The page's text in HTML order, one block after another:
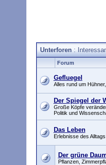
Unterforen:
Forum
Gefluegel
Alles rund um
Der Spiegel der
Große Köpfe
Politik und
Das Leben
Erlebnisse des Alltags
Der grüne
Pflanzen,